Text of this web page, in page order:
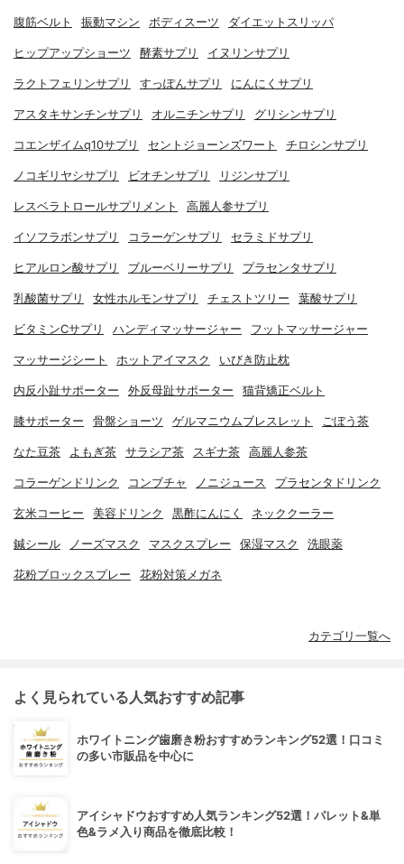
腹筋ベルト 振動マシン ボディスーツ ダイエットスリッパ
ヒップアップショーツ 酵素サプリ イヌリンサプリ
ラクトフェリンサプリ すっぽんサプリ にんにくサプリ
アスタキサンチンサプリ オルニチンサプリ グリシンサプリ
コエンザイムq10サプリ セントジョーンズワート チロシンサプリ
ノコギリヤシサプリ ビオチンサプリ リジンサプリ
レスベラトロールサプリメント 高麗人参サプリ
イソフラボンサプリ コラーゲンサプリ セラミドサプリ
ヒアルロン酸サプリ ブルーベリーサプリ プラセンタサプリ
乳酸菌サプリ 女性ホルモンサプリ チェストツリー 葉酸サプリ
ビタミンCサプリ ハンディマッサージャー フットマッサージャー
マッサージシート ホットアイマスク いびき防止枕
内反小趾サポーター 外反母趾サポーター 猫背矯正ベルト
膝サポーター 骨盤ショーツ ゲルマニウムブレスレット ごぼう茶
なた豆茶 よもぎ茶 サラシア茶 スギナ茶 高麗人参茶
コラーゲンドリンク コンブチャ ノニジュース プラセンタドリンク
玄米コーヒー 美容ドリンク 黒酢にんにく ネッククーラー
鍼シール ノーズマスク マスクスプレー 保湿マスク 洗眼薬
花粉ブロックスプレー 花粉対策メガネ
カテゴリ一覧へ
よく見られている人気おすすめ記事
ホワイトニング歯磨き粉おすすめランキング52選！口コミ
の多い市販品を中心に
アイシャドウおすすめ人気ランキング52選！パレット&単
色&ラメ入り商品を徹底比較！